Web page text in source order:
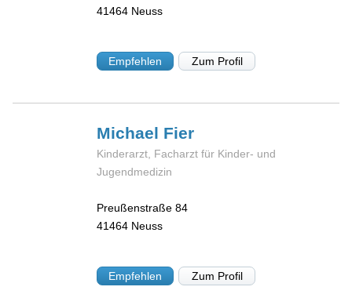
41464 Neuss
Empfehlen Zum Profil
Michael Fier
Kinderarzt, Facharzt für Kinder- und
Jugendmedizin
Preußenstraße 84
41464 Neuss
Empfehlen Zum Profil